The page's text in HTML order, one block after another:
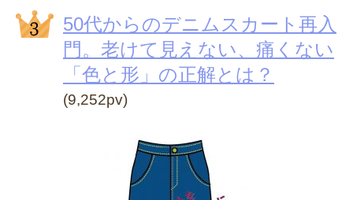
50代からのデニムスカート再入
門。老けて見えない、痛くない
「色と形」の正解とは？
(9,252pv)